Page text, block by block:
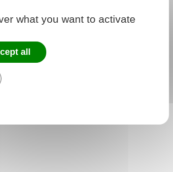
what you want to activate
all